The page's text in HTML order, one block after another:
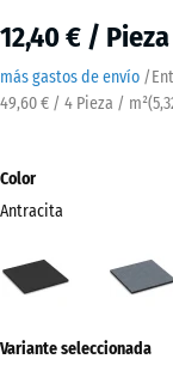
12,40 € / Pieza
más gastos de envío /
49,60 € / 4 Pieza / m²(
Color
Antracita
(active)
información
Variante seleccionada